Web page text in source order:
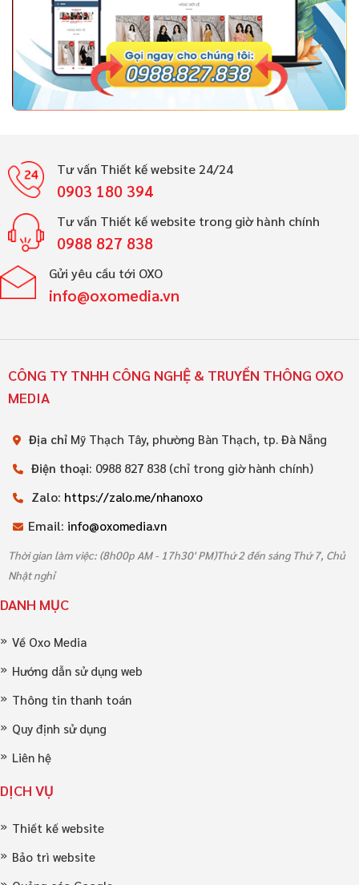
Tư vấn Thiết kế website 24/24
0903 180 394
Tư vấn Thiết kế website trong giờ hành chính
0988 827 838
Gửi yêu cầu tới OXO
info@oxomedia.vn
CÔNG TY TNHH CÔNG NGHỆ & TRUYỀN THÔNG OXO
MEDIA
Địa chỉMỹ Thạch Tây, phường Bàn Thạch, tp. Đà Nẵng
Điện thoại: 0988 827 838 (chỉ trong giờ hành chính)
Zalo: https://zalo.me/nhanoxo
Email: info@oxomedia.vn
Thời gian làm việc: (8h00p AM - 17h30' PM)Thứ 2 đến sáng Thứ 7, Chủ
Nhật nghỉ
DANH MỤC
Về Oxo Media
Hướng dẫn sử dụng web
Thông tin thanh toán
Quy định sử dụng
Liên hệ
DỊCH VỤ
Thiết kế website
Bảo trì website